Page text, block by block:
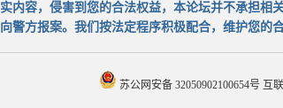
内容，侵害到您的合法权益，本论坛并不承担相关
警方报案。我们按法定程序积极配合，维护您的合
苏公网安备 32050902100654号 互